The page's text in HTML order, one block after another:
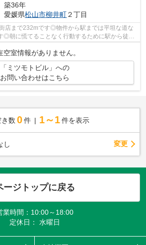
築36年
愛媛県松山市柳井町２丁目
店まで232mです◎物件から駅までは平坦な道な
◎朝に慌てることなく行動するために駅から徒歩
ょうか◎お家で...
空室情報がありません。
「ミツモトビル」への
お問い合わせはこちら
き数 0 件 1～1 件を表示
し 変更
ージトップに戻る
業時間：10:00～18:00
定休日： 水曜日